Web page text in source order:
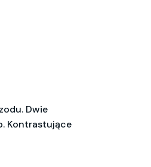
Dwie
Kontrastujące